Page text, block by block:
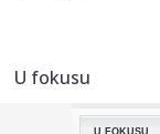
16:43:
U fokusu
U FOKUSU